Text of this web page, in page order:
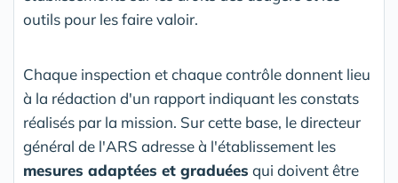
outils pour les faire valoir.
Chaque inspection et chaque contrôle donnent lieu
à la rédaction d'un rapport indiquant les constats
réalisés par la mission. Sur cette base, le directeur
général de l'ARS adresse à l'établissement les
mesures adaptées et graduées qui doivent être